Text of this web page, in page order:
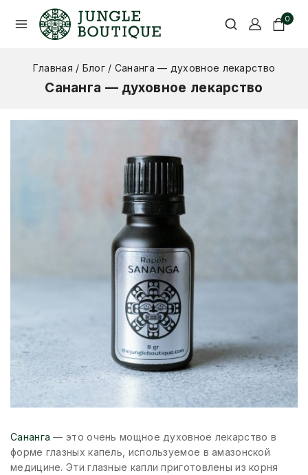
0
Главная / Блог / Сананга — духовное лекарство
Сананга — духовное лекарство
Сананга— это очень мощное духовное лекарство в
форме глазных капель, используемое в амазонской
медицине. Эти глазные капли приготовлены из корня